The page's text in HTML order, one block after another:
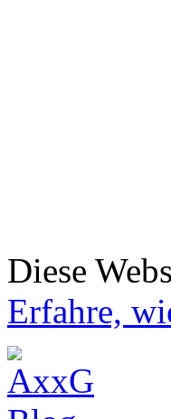
Diese
Erfahre,